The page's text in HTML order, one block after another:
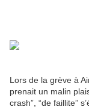
Lors de la grève à
prenait un malin
crash”, “de faillite”